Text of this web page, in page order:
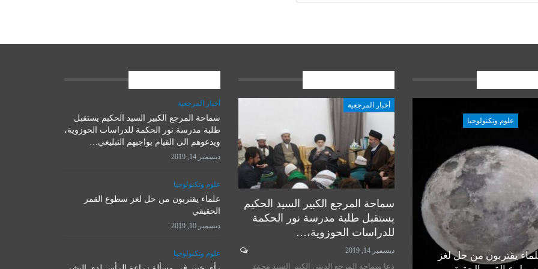
علوم وتكنولوجيا
يقتربون من حل لغز
رأي خبير في مسألة زراعة
علوم وتكنولوجيا
روسيا تصمم روبوتاً يعمل على
أخبار المرجعية
سماحة المرجع الكبير السيد الحكيم
يستقبل طلبة مدرسة نور الحكمة
للدراسات الحوزوية،…
ديسمبر 14, 2019
دعا سماحة المرجع الديني الكبير السيد محمد
أخبار المرجعية
سماحة المرجع الكبير السيد الحكيم يستقبل
طلبة مدرسة نور الحكمة للدراسات الحوزوية،
ويدعوهم الى القيام بواجبهم التبليغي…
ديسمبر 14, 2019
علوم وتكنولوجيا
علماء يقتربون من حل لغز سطوع القمر
الحقيقي
ديسمبر 10, 2019
علوم وتكنولوجيا